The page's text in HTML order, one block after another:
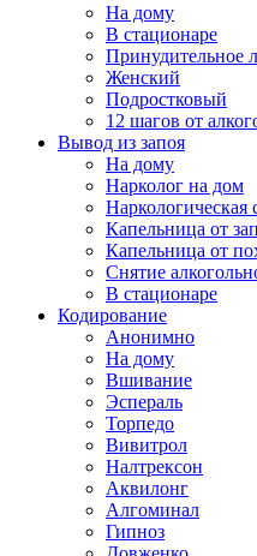
На дому
В стационаре
Принудительное
Женский
Подростковый
12 шагов от
Вывод из запоя
На дому
Нарколог на дом
Наркологическая
Капельница от
Капельница от
Снятие
В стационаре
Кодирование
Анонимно
На дому
Вшивание
Эспераль
Торпедо
Вивитрол
Налтрексон
Аквилонг
Алгоминал
Гипноз